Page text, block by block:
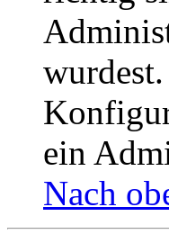
ein
Nach